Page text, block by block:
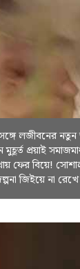
লজীবনের
প্রয়াই
ফের বিয়ে!
জিইয়ে না